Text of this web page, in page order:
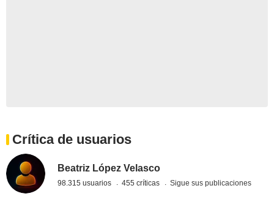
Crítica de usuarios
Beatriz López Velasco
98.315 usuarios 455 críticas Sigue sus publicaciones